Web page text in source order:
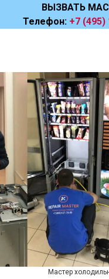
ВЫЗВАТЬ
Телефон: +7 (495)
Мастер